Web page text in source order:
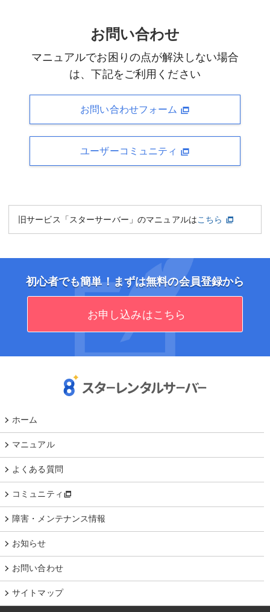
お問い合わせ
マニュアルでお困りの点が解決しない場合
は、下記をご利用ください
お問い合わせフォーム
ユーザーコミュニティ
旧サービス「スターサーバー」のマニュアルはこちら
初心者でも簡単！まずは無料の会員登録から
お申し込みはこちら
ホーム
マニュアル
よくある質問
コミュニティ
障害・メンテナンス情報
お知らせ
お問い合わせ
サイトマップ